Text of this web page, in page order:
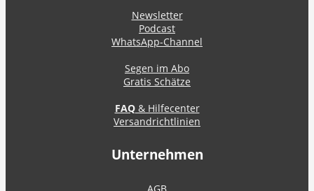
Newsletter
Podcast
WhatsApp-Channel
Segen im Abo
Gratis Schätze
FAQ& Hilfecenter
Versandrichtlinien
Unternehmen